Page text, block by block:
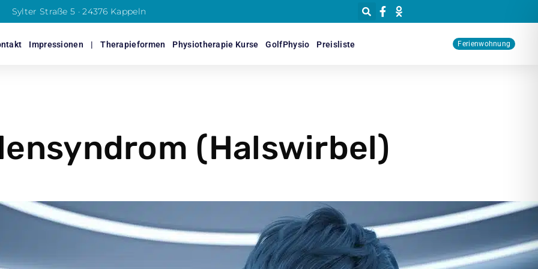
Sylter Straße 5 · 24376 Kappeln
Impressionen | Therapieformen Physiotherapie Kurse GolfPhysio Preisliste Ferienwohnung
(Halswirbel)